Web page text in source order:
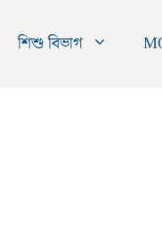
শিশু বিভাগ